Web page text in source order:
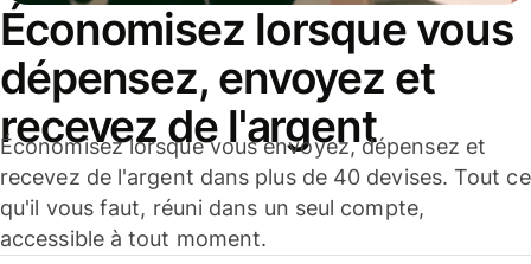
Économisez lorsque vous
dépensez, envoyez et
recevez de l'argent
Économisez lorsque vous envoyez, dépensez et
recevez de l'argent dans plus de 40 devises. Tout ce
qu'il vous faut, réuni dans un seul compte,
accessible à tout moment.